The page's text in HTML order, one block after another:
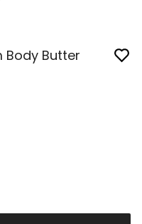
Body Butter